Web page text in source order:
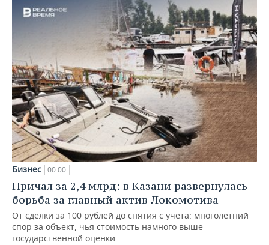
Бизнес 00:00
Причал за 2,4 млрд: в Казани развернулась
борьба за главный актив Локомотива
От сделки за 100 рублей до снятия с учета: многолетний
спор за объект, чья стоимость намного выше
государственной оценки